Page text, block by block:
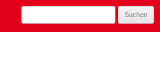
nach: